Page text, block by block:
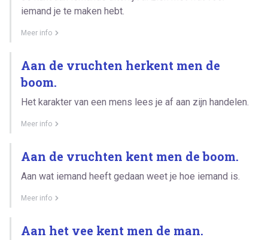
iemand je te maken hebt.
Meer info
Aan de vruchten herkent men de
boom.
Het karakter van een mens lees je af aan zijn handelen.
Meer info
Aan de vruchten kent men de boom.
Aan wat iemand heeft gedaan weet je hoe iemand is.
Meer info
Aan het vee kent men de man.